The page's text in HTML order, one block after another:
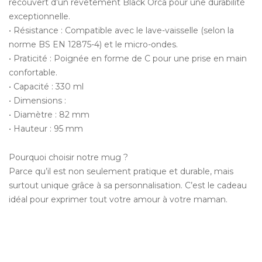
recouvert d’un revêtement Black Orca pour une durabilité
exceptionnelle.
• Résistance : Compatible avec le lave-vaisselle (selon la
norme BS EN 12875-4) et le micro-ondes.
• Praticité : Poignée en forme de C pour une prise en main
confortable.
• Capacité : 330 ml
• Dimensions :
• Diamètre : 82 mm
• Hauteur : 95 mm
Pourquoi choisir notre mug ?
Parce qu’il est non seulement pratique et durable, mais
surtout unique grâce à sa personnalisation. C’est le cadeau
idéal pour exprimer tout votre amour à votre maman.